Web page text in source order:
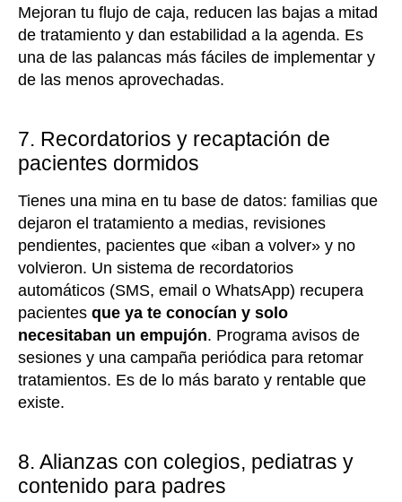
Mejoran tu flujo de caja, reducen las bajas a mitad
de tratamiento y dan estabilidad a la agenda. Es
una de las palancas más fáciles de implementar y
de las menos aprovechadas.
7. Recordatorios y recaptación de
pacientes dormidos
Tienes una mina en tu base de datos: familias que
dejaron el tratamiento a medias, revisiones
pendientes, pacientes que «iban a volver» y no
volvieron. Un sistema de recordatorios
automáticos (SMS, email o WhatsApp) recupera
pacientes que ya te conocían y solo
necesitaban un empujón. Programa avisos de
sesiones y una campaña periódica para retomar
tratamientos. Es de lo más barato y rentable que
existe.
8. Alianzas con colegios, pediatras y
contenido para padres